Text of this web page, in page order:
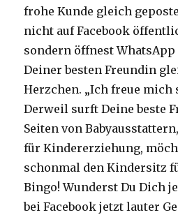
frohe Kunde gleich
nicht auf Facebook
sondern öffnest
Deiner besten Freundin
Herzchen. „Ich freue mich
Derweil surft Deine beste
Seiten von
für Kindererziehung,
schonmal den Kindersitz
Bingo! Wunderst Du Dich
bei Facebook jetzt lauter